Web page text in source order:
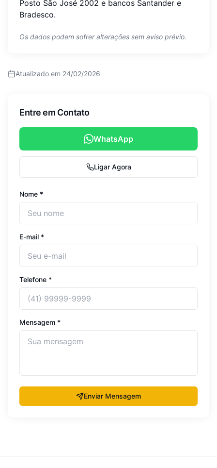
Posto São José 2002 e bancos Santander e
Bradesco.
Os dados podem sofrer alterações sem aviso prévio.
Atualizado em 24/02/2026
Entre em Contato
WhatsApp
Ligar Agora
Nome *
E-mail *
Telefone *
Mensagem *
Enviar Mensagem